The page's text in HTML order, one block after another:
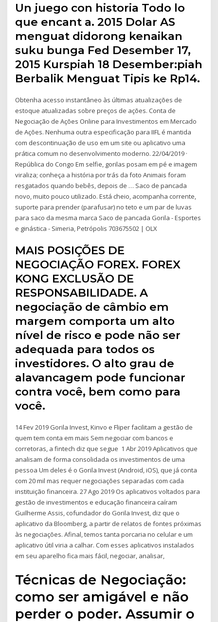
Un juego con historia Todo lo
que encant a. 2015 Dolar AS
menguat didorong kenaikan
suku bunga Fed Desember 17,
2015 Kurspiah 18 Desember:piah
Berbalik Menguat Tipis ke Rp14.
Obtenha acesso instantâneo às últimas atualizações de
estoque atualizadas sobre preços de ações. Conta de
Negociação de Ações Online para Investimentos em Mercado
de Ações. Nenhuma outra especificação para IIFL é mantida
com descontinuação de uso em um site ou aplicativo uma
prática comum no desenvolvimento moderno. 22/04/2019 ·
República do Congo Em selfie, gorilas posam em pé e imagem
viraliza; conheça a história por trás da foto Animais foram
resgatados quando bebês, depois de … Saco de pancada
novo, muito pouco utilizado. Está cheio, acompanha corrente,
suporte para prender (parafusar) no teto e um par de luvas
para saco da mesma marca Saco de pancada Gorila - Esportes
e ginástica - Simeria, Petrópolis 703675502 | OLX
MAIS POSIÇÕES DE
NEGOCIAÇÃO FOREX. FOREX
KONG EXCLUSÃO DE
RESPONSABILIDADE. A
negociação de câmbio em
margem comporta um alto
nível de risco e pode não ser
adequada para todos os
investidores. O alto grau de
alavancagem pode funcionar
contra você, bem como para
você.
14 Fev 2019 Gorila Invest, Kinvo e Fliper facilitam a gestão de
quem tem conta em mais Sem negociar com bancos e
corretoras, a fintech diz que segue 1 Abr 2019 Aplicativos que
analisam de forma consolidada os investimentos de uma
pessoa Um deles é o Gorila Invest (Android, iOS), que já conta
com 20 mil mas requer negociações separadas com cada
instituição financeira. 27 Ago 2019 Os aplicativos voltados para
gestão de investimentos e educação financeira caíram
Guilherme Assis, cofundador do Gorila Invest, diz que o
aplicativo da Bloomberg, a partir de relatos de fontes próximas
às negociações. Afinal, temos tanta porcaria no celular e um
aplicativo útil viria a calhar. Com esses aplicativos instalados
em seu aparelho fica mais fácil, negociar, analisar,
Técnicas de Negociação:
como ser amigável e não
perder o poder. Assumir o